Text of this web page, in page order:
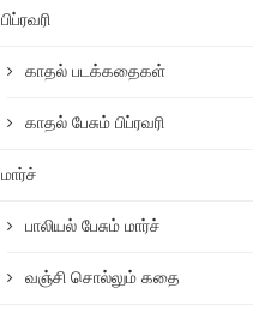
பிப்ரவரி
காதல் படக்கதைகள்
காதல் பேசும் பிப்ரவரி
மார்ச்
பாலியல் பேசும் மார்ச்
வஞ்சி சொல்லும் கதை